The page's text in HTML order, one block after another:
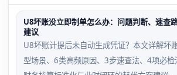
U8坏账没立即制单怎么办：问题判断、速查
建议
U8坏账计提后未自动生成凭证？本文详解坏
型场景、6类高频原因、3步速查法、4项必